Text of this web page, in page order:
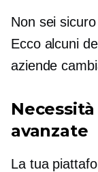
Non sei
Ecco alcuni
aziende
avanzate
La tua